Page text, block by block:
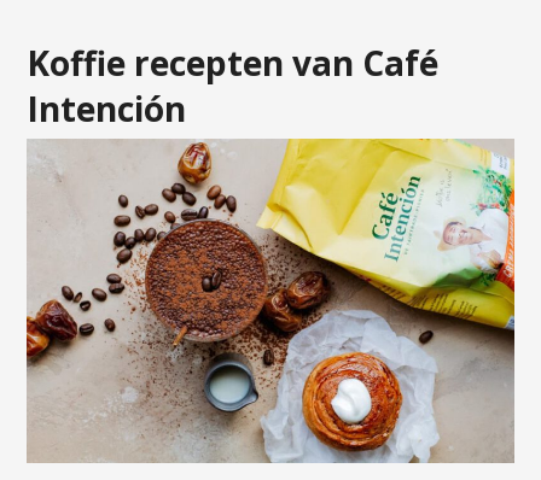
Koffie recepten van Café
Intención